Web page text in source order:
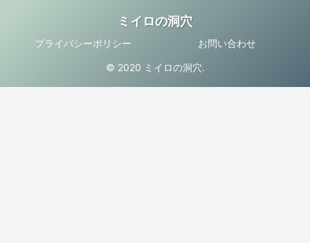
ミイロの洞穴
プライバシーポリシー お問い合わせ
© 2020 ミイロの洞穴.